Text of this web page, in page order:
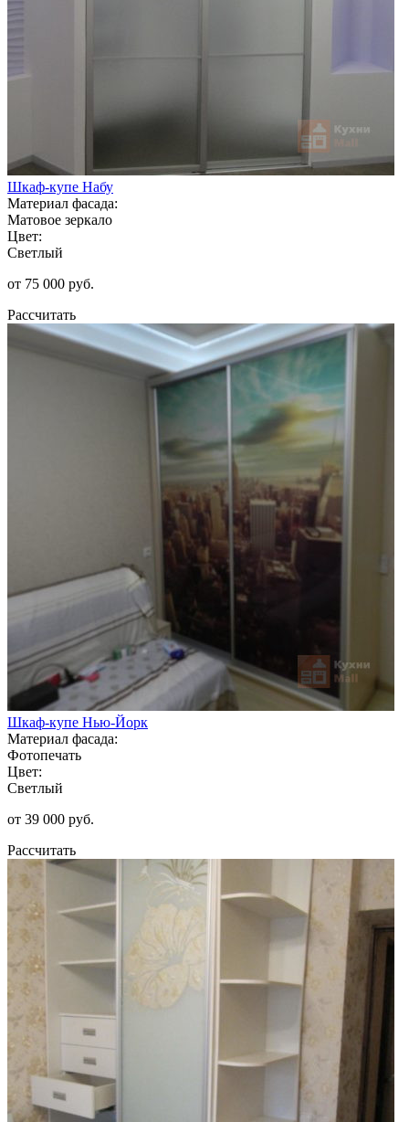
Шкаф-купе Набу
Материал фасада:
Матовое зеркало
Цвет:
Светлый
от 75 000 руб.
Рассчитать
Шкаф-купе Нью-Йорк
Материал фасада:
Фотопечать
Цвет:
Светлый
от 39 000 руб.
Рассчитать